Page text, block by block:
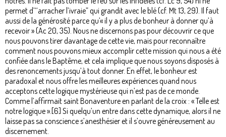
permet d’‘‘arracher l’ivraie” qui grandit avec le blé (cf. Mt 13, 29). Il faut
aussi de la générosité parce qu’« il y a plus de bonheur à donner qu’à
recevoir » (Ac 20, 35). Nous ne discernons pas pour découvrir ce que
nous pouvons tirer davantage de cette vie, mais pour reconnaître
comment nous pouvons mieux accomplir cette mission qui nous a été
confiée dans le Baptême, et cela implique que nous soyons disposés à
des renoncements jusqu’à tout donner. En effet, le bonheur est
paradoxal et nous offre les meilleures expériences quand nous
acceptons cette logique mystérieuse qui n’est pas de ce monde.
Comme l’affirmait saint Bonaventure en parlant de la croix : « Telle est
notre logique ».[6] Si quelqu’un entre dans cette dynamique, alors il ne
laisse pas sa conscience s’anesthésier et il s’ouvre généreusement au
discernement.